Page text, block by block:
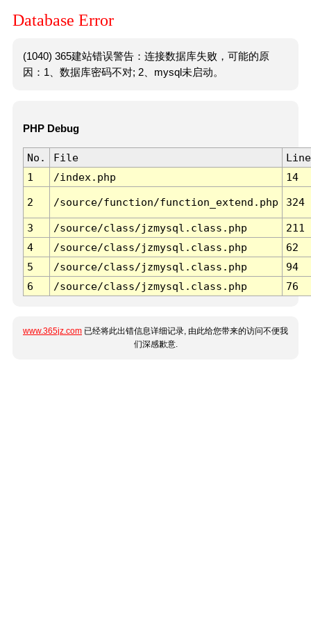
Database Error
(1040) 365建站错误警告：连接数据库失败，可能的原
因：1、数据库密码不对; 2、mysql未启动。
PHP Debug
No. File
Line
1
/index.php 14
2 /source/function/function_extend.php 324
3 /source/class/jzmysql.class.php
211
4
/source/class/jzmysql.class.php
62
5
/source/class/jzmysql.class.php
94
6
/source/class/jzmysql.class.php 76
www.365jz.com 已经将此出错信息详细记录, 由此给您带来的访问不便我
们深感歉意.